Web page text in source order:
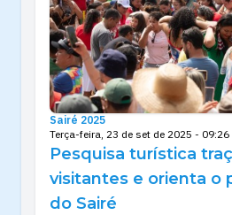
Sairé 2025
Terça-feira, 23 de set de 2025 - 09:26
Pesquisa turística
visitantes e orienta o
do Sairé